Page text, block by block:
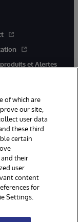
et Alertes
MA. Tous droits
of which are
our site,
user data
these third
certain
their
user
content
for
Settings.